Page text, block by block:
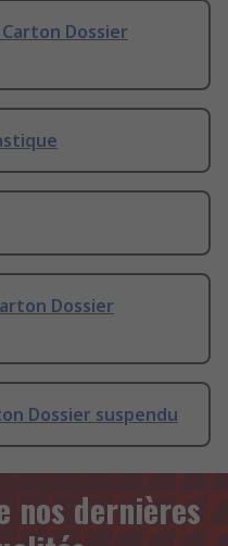
Dossier
Dossier
Dossier suspendu
nos dernières